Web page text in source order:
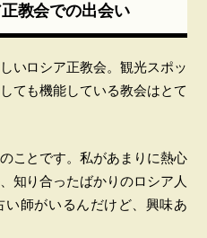
教会での出会い
いロシア正教会。観光スポッ
ても機能している教会はとて
ことです。私があまりに熱心
知り合ったばかりのロシア人
師がいるんだけど、興味あ